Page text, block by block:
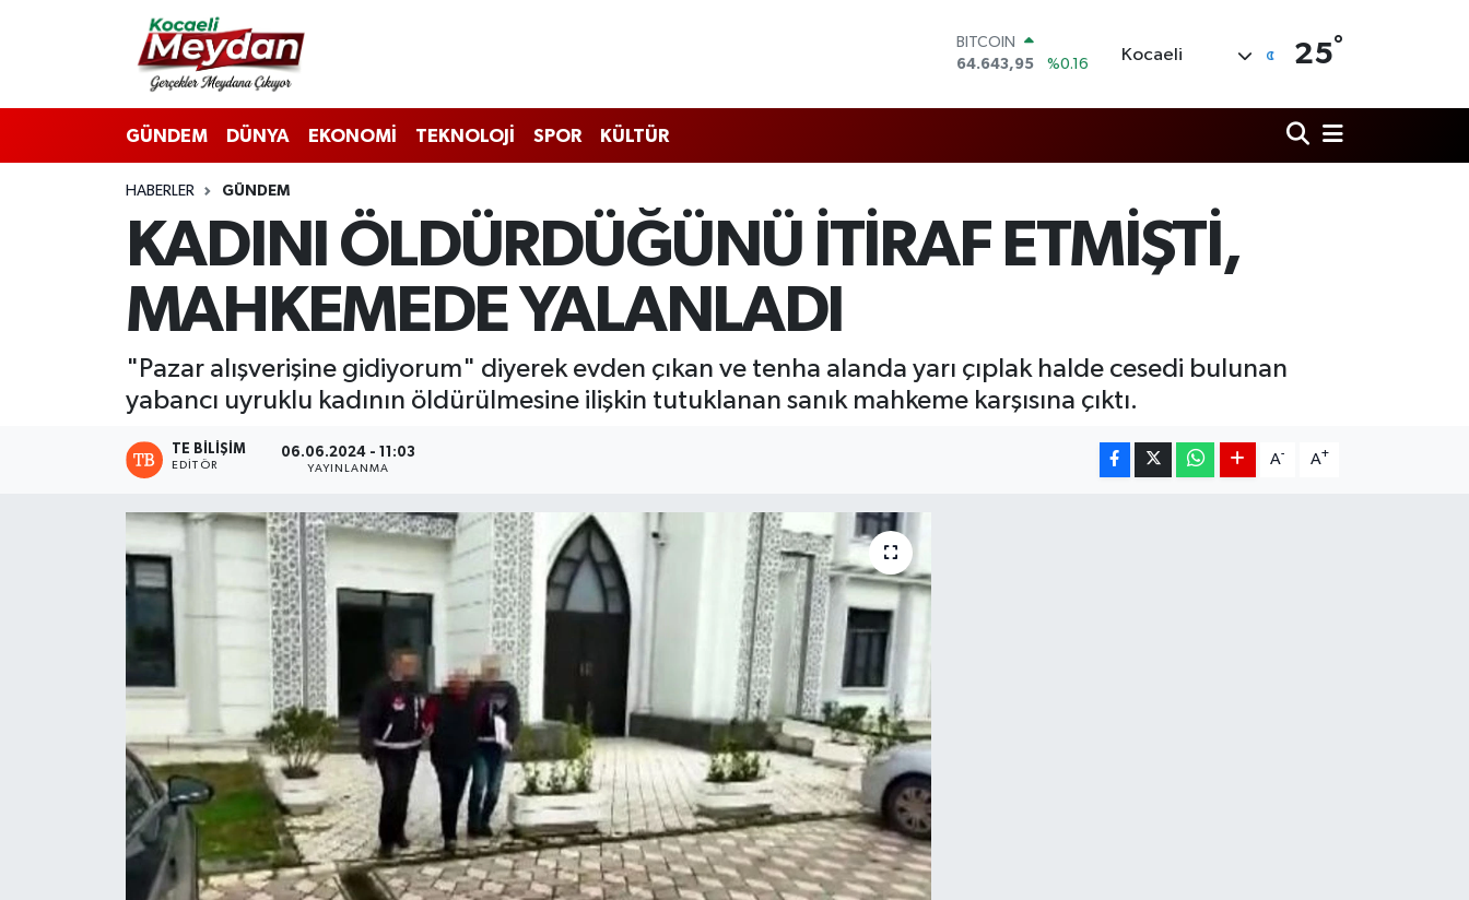
DOLAR
47,6006
%0.06
55,0250
%0.02
BİST100
13.799
%70
BITCOIN
Kocaeli 25°
GÜNDEM DÜNYA EKONOMİ TEKNOLOJİ SPOR KÜLTÜR
HABERLER GÜNDEM
KADINI ÖLDÜRDÜĞÜNÜ İTİRAF ETMİŞTİ,
MAHKEMEDE YALANLADI
"Pazar alışverişine gidiyorum" diyerek evden çıkan ve tenha alanda yarı çıplak halde cesedi bulunan
yabancı uyruklu kadının öldürülmesine ilişkin tutuklanan sanık mahkeme karşısına çıktı.
TE BILIŞIM
EDITÖR
06.06.2024 - 11:03
YAYINLANMA
A- A+
Nöbetçi Eczaneler
Hava Durumu
Trafik Durumu
Süper Lig Puan Durumu ve Fikstür
Tüm Manşetler
Son Dakika Haberleri
Haber Arşivi